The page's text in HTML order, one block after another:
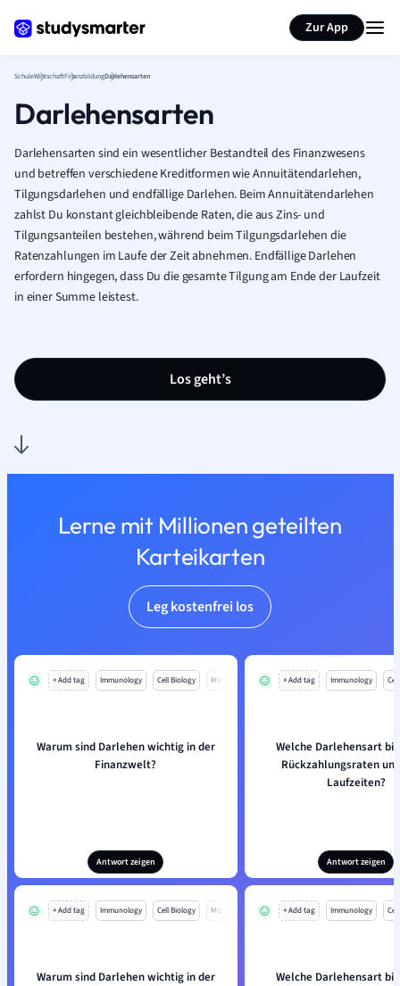
Zur App
SchuleWirtschaftFinanzbildungDarlehensarten
Darlehensarten
Darlehensarten sind ein wesentlicher Bestandteil des Finanzwesens
und betreffen verschiedene Kreditformen wie Annuitätendarlehen,
Tilgungsdarlehen und endfällige Darlehen. Beim Annuitätendarlehen
zahlst Du konstant gleichbleibende Raten, die aus Zins- und
Tilgungsanteilen bestehen, während beim Tilgungsdarlehen die
Ratenzahlungen im Laufe der Zeit abnehmen. Endfällige Darlehen
erfordern hingegen, dass Du die gesamte Tilgung am Ende der Laufzeit
in einer Summe leistest.
Los geht’s
Lerne mit Millionen geteilten
Karteikarten
Leg kostenfrei los
+ Add tag Immunology Cell Biology Mo
Warum sind Darlehen wichtig in der
Finanzwelt?
Antwort zeigen
+ Add tag Immunology
Welche Darlehensart
Rückzahlungsraten
Laufzeiten?
Antwort zeigen
+ Add tag Immunology Cell Biology Mo
Warum sind Darlehen wichtig in der
+ Add tag Immunology
Welche Darlehensart
Seite zusammenfassen